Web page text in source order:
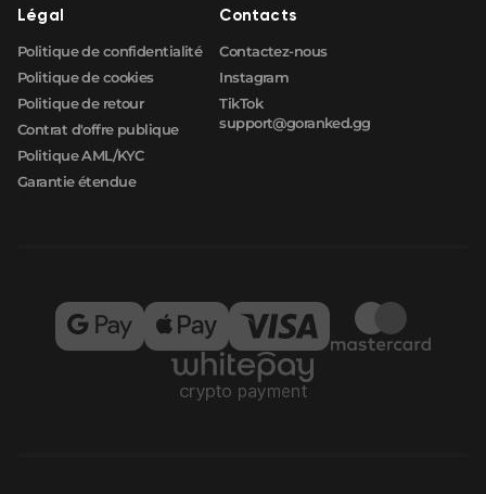
Légal
Politique de confidentialité
Politique de cookies
Politique de retour
Contrat d'offre publique
Politique AML/KYC
Garantie étendue
Contacts
Contactez-nous
Instagram
TikTok
support@goranked.gg